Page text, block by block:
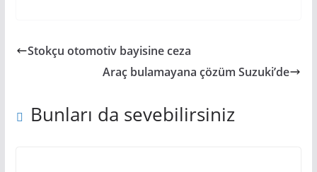
Stokçu otomotiv bayisine ceza
Araç bulamayana çözüm Suzuki’de
Bunları da sevebilirsiniz